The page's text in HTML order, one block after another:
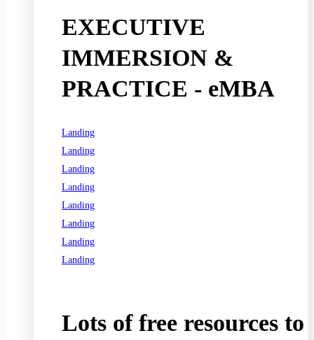
EXECUTIVE
IMMERSION &
PRACTICE - eMBA
Landing
Landing
Landing
Landing
Landing
Landing
Landing
Landing
Lots of free resources to